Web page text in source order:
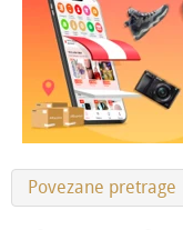
Povezane pretrage